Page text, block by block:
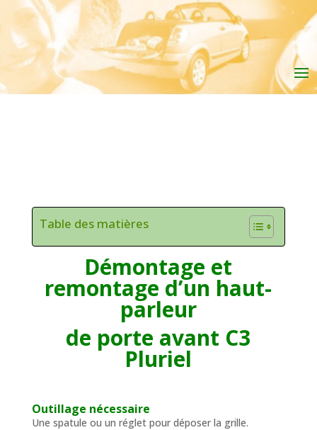
Table des matières
Démontage et
remontage d’un haut-
parleur
de porte avant C3
Pluriel
Outillage nécessaire
Une spatule ou un réglet pour déposer la grille.